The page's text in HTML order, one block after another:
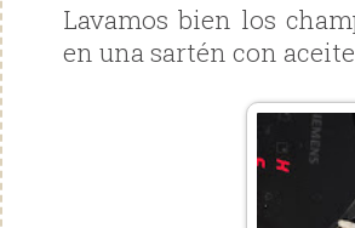
Lavamos bien los
en una sartén con